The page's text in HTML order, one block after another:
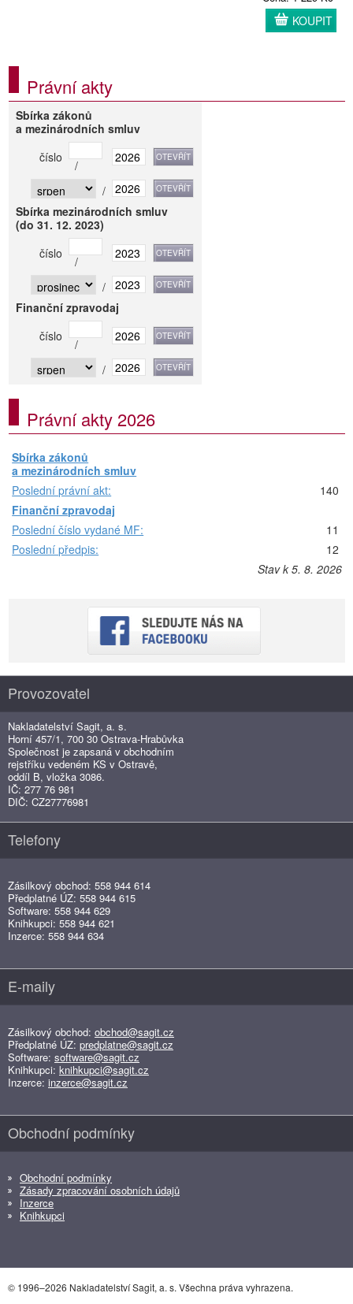
KOUPIT
Právní akty
Sbírka zákonů
a mezinárodních smluv
číslo
/
/
Sbírka mezinárodních smluv
(do 31. 12. 2023)
číslo
/
/
Finanční zpravodaj
číslo
/
/
Právní akty 2026
Sbírka zákonů
a mezinárodních smluv
Poslední právní akt:
140
Finanční zpravodaj
Poslední číslo vydané MF:
11
Poslední předpis:
12
Stav k 5. 8. 2026
Provozovatel
Nakladatelství Sagit, a. s.
Horní 457/1, 700 30 Ostrava-Hrabůvka
Společnost je zapsaná v obchodním
rejstříku vedeném KS v Ostravě,
oddíl B, vložka 3086.
IČ: 277 76 981
DIČ: CZ27776981
Telefony
Zásilkový obchod: 558 944 614
Předplatné ÚZ: 558 944 615
Software: 558 944 629
Knihkupci: 558 944 621
Inzerce: 558 944 634
E-maily
Zásilkový obchod: obchod@sagit.cz
Předplatné ÚZ: predplatne@sagit.cz
Software: software@sagit.cz
Knihkupci: knihkupci@sagit.cz
Inzerce: inzerce@sagit.cz
Obchodní podmínky
Obchodní podmínky
Zásady zpracování osobních údajů
Inzerce
Knihkupci
© 1996–2026 Nakladatelství Sagit, a. s. Všechna práva vyhrazena.